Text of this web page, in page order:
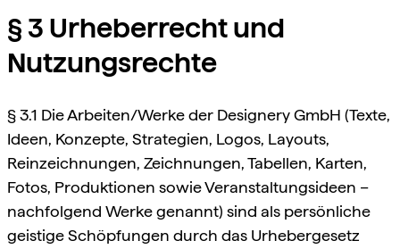
§ 3 Urheberrecht und
Nutzungsrechte
§ 3.1 Die Arbeiten/Werke der Designery GmbH (Texte,
Ideen, Konzepte, Strategien, Logos, Layouts,
Reinzeichnungen, Zeichnungen, Tabellen, Karten,
Fotos, Produktionen sowie Veranstaltungsideen –
nachfolgend Werke genannt) sind als persönliche
geistige Schöpfungen durch das Urhebergesetz